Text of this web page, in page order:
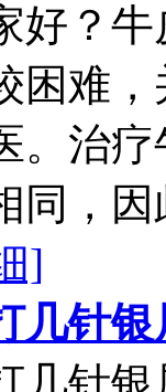
好？
困难
。治
同，
]
几针银